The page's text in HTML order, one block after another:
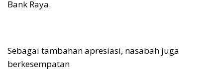
Bank Raya.
Sebagai tambahan apresiasi, nasabah juga
berkesempatan